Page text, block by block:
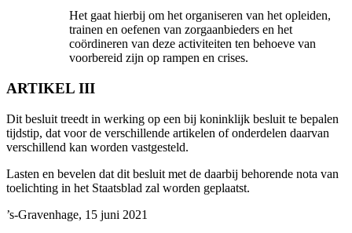
Het gaat hierbij om het organiseren van het opleiden,
trainen en oefenen van zorgaanbieders en het
coördineren van deze activiteiten ten behoeve van
voorbereid zijn op rampen en crises.
ARTIKEL III
Dit besluit treedt in werking op een bij koninklijk besluit te bepalen
tijdstip, dat voor de verschillende artikelen of onderdelen daarvan
verschillend kan worden vastgesteld.
Lasten en bevelen dat dit besluit met de daarbij behorende nota van
toelichting in het Staatsblad zal worden geplaatst.
’s-Gravenhage, 15 juni 2021